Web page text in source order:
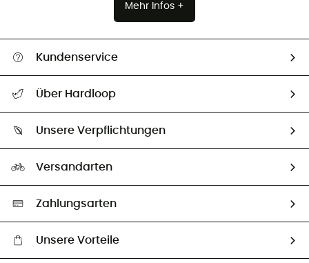
Mehr Infos +
Kundenservice
Größentabelle
Über Hardloop
Unsere Botschafter
Unsere Verpflichtungen
Auswahl an nachhaltigen Produkten
Versandarten
Zahlungsarten
Unsere Vorteile